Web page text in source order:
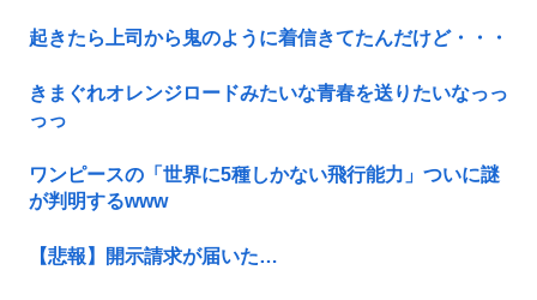
起きたら上司から鬼のように着信きてたんだけど・・・
きまぐれオレンジロードみたいな青春を送りたいなっっ
っっ
ワンピースの「世界に5種しかない飛行能力」ついに謎
が判明するwww
【悲報】開示請求が届いた…